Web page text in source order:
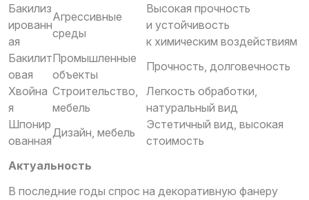
Бакилиз
ированн
ая
Агрессивные
среды
Высокая прочность
и устойчивость
к химическим воздействиям
Бакилит
овая
Промышленные
объекты
Прочность, долговечность
Хвойна
я
Строительство,
мебель
Легкость обработки,
натуральный вид
Шпонир
ованная
Дизайн, мебель
Эстетичный вид, высокая
стоимость
Актуальность
В последние годы спрос на декоративную фанеру